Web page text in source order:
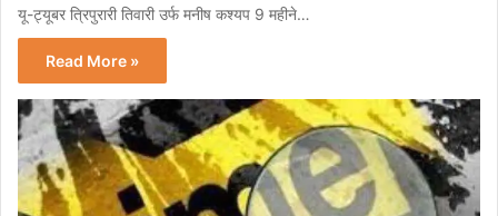
यू-ट्यूबर त्रिपुरारी तिवारी उर्फ मनीष कश्यप 9 महीने…
Read More »